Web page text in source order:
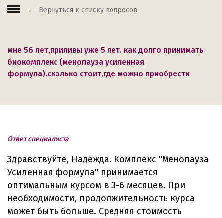
Вернуться к списку вопросов
мне 56 лет,приливы уже 5 лет. как долго принимать
биокомплекс (менопауза усиленная
формула).сколько стоит,где можно приобрести
Ответ специалиста
Здравствуйте, Надежда. Комплекс "Менопауза
Усиленная формула" принимается
оптимальным курсом в 3-6 месяцев. При
необходимости, продолжительность курса
может быть больше. Средняя стоимость